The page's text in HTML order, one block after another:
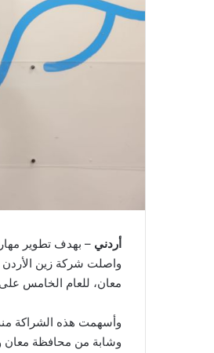
أردني – بهدف تطوير
معان، للعام الخامس على
وشابة من محافظة معان